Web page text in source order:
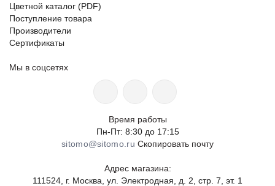
Цветной каталог (PDF)
Поступление товара
Производители
Сертификаты
Мы в соцсетях
Время работы
Пн-Пт: 8:30 до 17:15
sitomo@sitomo.ru Скопировать почту
Адрес магазина:
111524, г. Москва, ул. Электродная, д. 2, стр. 7, эт. 1